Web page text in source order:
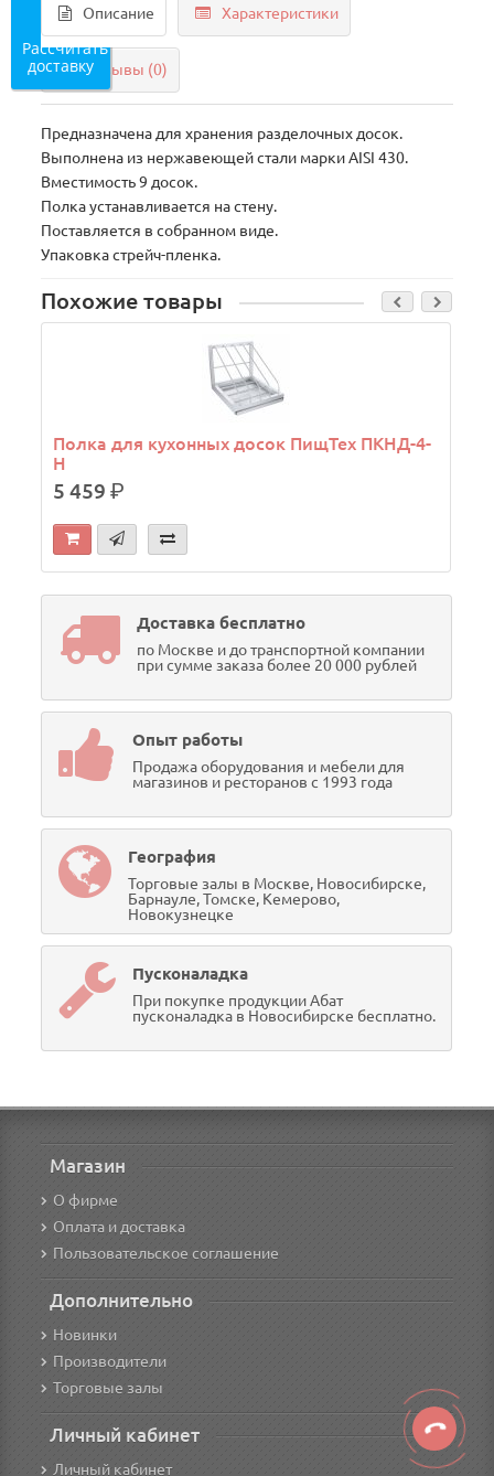
Описание Характеристики
Отзывы (0)
Предназначена для хранения разделочных досок.
Выполнена из нержавеющей стали марки AISI 430.
Вместимость 9 досок.
Полка устанавливается на стену.
Поставляется в собранном виде.
Упаковка стрейч-пленка.
Похожие товары
Полка для кухонных досок ПищТех ПКНД-4-
Н
5 459р.
Доставка бесплатно
по Москве и до транспортной компании
при сумме заказа более 20 000 рублей
Опыт работы
Продажа оборудования и мебели для
магазинов и ресторанов с 1993 года
География
Торговые залы в Москве, Новосибирске,
Барнауле, Томске, Кемерово,
Новокузнецке
Пусконаладка
При покупке продукции Абат
пусконаладка в Новосибирске бесплатно.
Магазин
О фирме
Оплата и доставка
Пользовательское соглашение
Дополнительно
Новинки
Производители
Торговые залы
Личный кабинет
Личный кабинет
Рассчитать
доставку